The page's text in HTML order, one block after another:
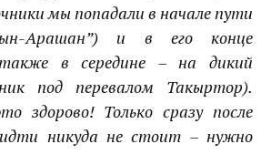
мы попадали в начале пути
Арашан”) и в его конце
в середине – на дикий
под перевалом Такыртор).
здорово! Только сразу после
никуда не стоит – нужно